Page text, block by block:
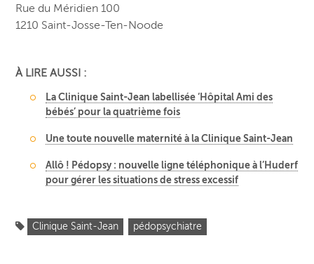
Rue du Méridien 100
1210 Saint-Josse-Ten-Noode
À LIRE AUSSI :
La Clinique Saint-Jean labellisée ‘Hôpital Ami des
bébés’ pour la quatrième fois
Une toute nouvelle maternité à la Clinique Saint-Jean
Allô ! Pédopsy : nouvelle ligne téléphonique à l’Huderf
pour gérer les situations de stress excessif
Clinique Saint-Jean pédopsychiatre